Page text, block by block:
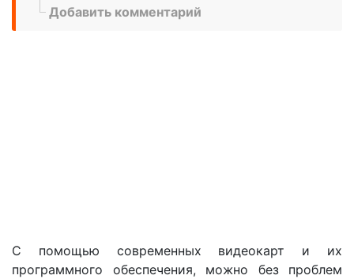
Добавить комментарий
С помощью современных видеокарт и их
программного обеспечения, можно без проблем